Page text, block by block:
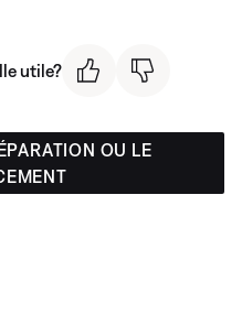
utile?
OU LE